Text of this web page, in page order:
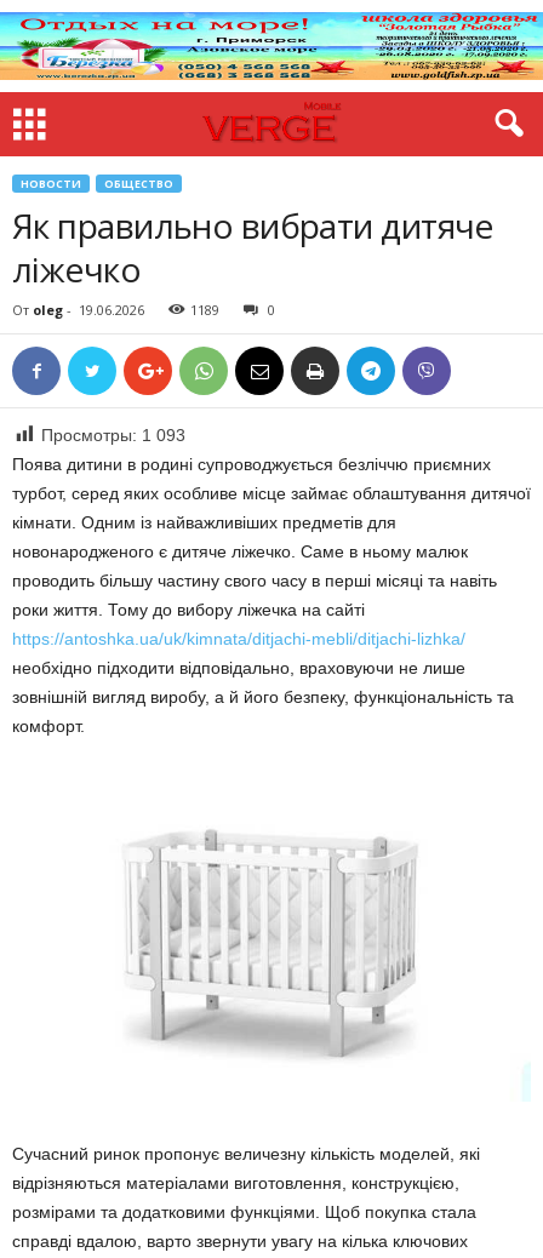
НОВОСТИ ОБЩЕСТВО
Як правильно вибрати дитяче
ліжечко
От oleg - 19.06.2026 1189 0
Просмотры: 1 093
Поява дитини в родині супроводжується безліччю приємних
турбот, серед яких особливе місце займає облаштування дитячої
кімнати. Одним із найважливіших предметів для
новонародженого є дитяче ліжечко. Саме в ньому малюк
проводить більшу частину свого часу в перші місяці та навіть
роки життя. Тому до вибору ліжечка на сайті
https://antoshka.ua/uk/kimnata/ditjachi-mebli/ditjachi-lizhka/
необхідно підходити відповідально, враховуючи не лише
зовнішній вигляд виробу, а й його безпеку, функціональність та
комфорт.
Сучасний ринок пропонує величезну кількість моделей, які
відрізняються матеріалами виготовлення, конструкцією,
розмірами та додатковими функціями. Щоб покупка стала
справді вдалою, варто звернути увагу на кілька ключових